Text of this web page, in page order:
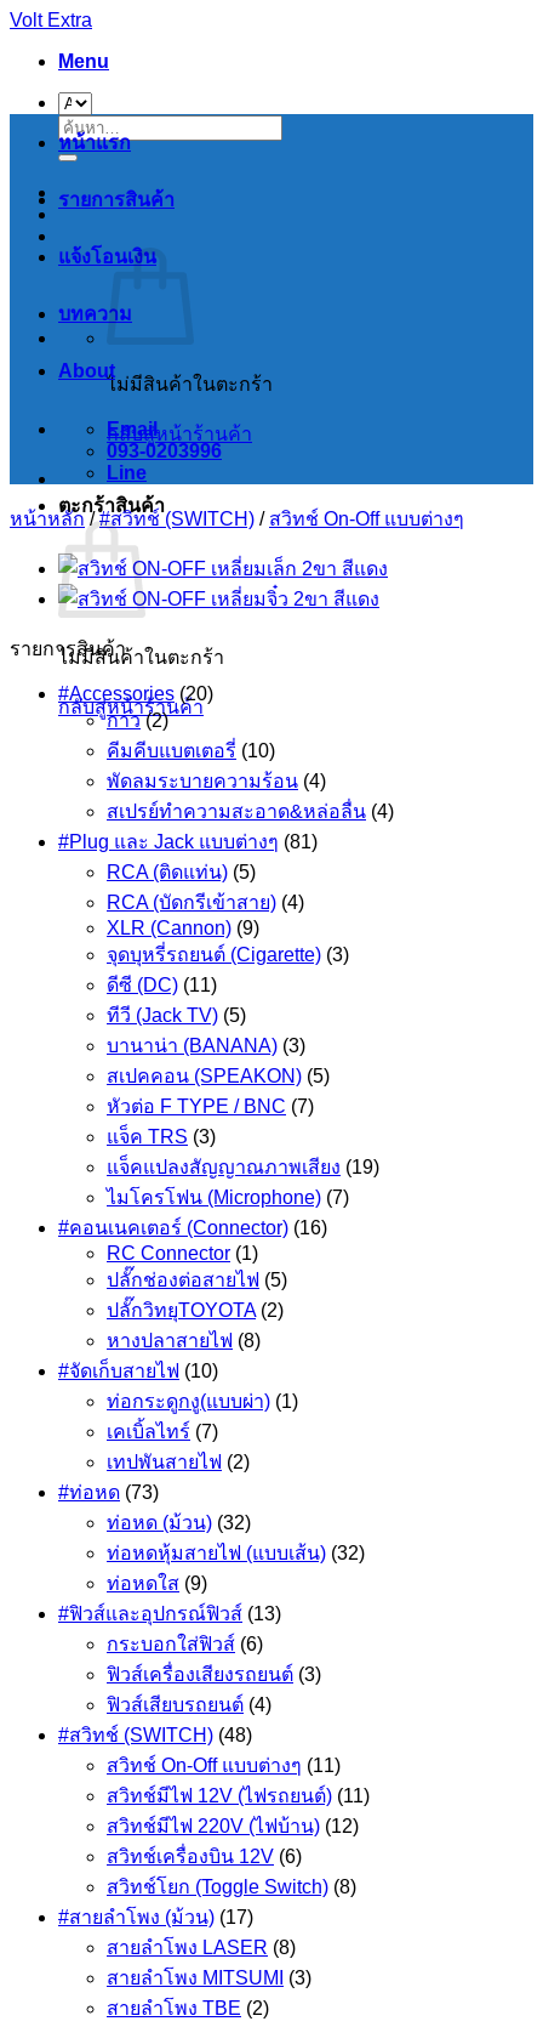
Skip
content
Volt Extra
Menu
ค้นหา:
ไม่มีสินค้าในตะกร้า
กลับสู่หน้าร้านค้า
ตะกร้าสินค้า
ไม่มีสินค้าในตะกร้า
กลับสู่หน้าร้านค้า
หน้าแรก
รายการสินค้า
แจ้งโอนเงิน
บทความ
About
Email
093-0203996
Line
หน้าหลัก / #สวิทช์ (SWITCH) / สวิทช์ On-Off แบบต่างๆ
รายการสินค้า
#Accessories (20)
กาว (2)
คีมคีบแบตเตอรี่ (10)
พัดลมระบายความร้อน (4)
สเปรย์ทำความสะอาด&หล่อลื่น (4)
#Plug และ Jack แบบต่างๆ (81)
RCA (ติดแท่น) (5)
RCA (บัดกรีเข้าสาย) (4)
XLR (Cannon) (9)
จุดบุหรี่รถยนต์ (Cigarette) (3)
ดีซี (DC) (11)
ทีวี (Jack TV) (5)
บานาน่า (BANANA) (3)
สเปคคอน (SPEAKON) (5)
หัวต่อ F TYPE / BNC (7)
แจ็ค TRS (3)
แจ็คแปลงสัญญาณภาพเสียง (19)
ไมโครโฟน (Microphone) (7)
#คอนเนคเตอร์ (Connector) (16)
RC Connector (1)
ปลั๊กช่องต่อสายไฟ (5)
ปลั๊กวิทยุTOYOTA (2)
หางปลาสายไฟ (8)
#จัดเก็บสายไฟ (10)
ท่อกระดูกงู(แบบผ่า) (1)
เคเบิ้ลไทร์ (7)
เทปพันสายไฟ (2)
#ท่อหด (73)
ท่อหด (ม้วน) (32)
ท่อหดหุ้มสายไฟ (แบบเส้น) (32)
ท่อหดใส (9)
#ฟิวส์และอุปกรณ์ฟิวส์ (13)
กระบอกใส่ฟิวส์ (6)
ฟิวส์เครื่องเสียงรถยนต์ (3)
ฟิวส์เสียบรถยนต์ (4)
#สวิทช์ (SWITCH) (48)
สวิทช์ On-Off แบบต่างๆ (11)
สวิทช์มีไฟ 12V (ไฟรถยนต์) (11)
สวิทช์มีไฟ 220V (ไฟบ้าน) (12)
สวิทช์เครื่องบิน 12V (6)
สวิทช์โยก (Toggle Switch) (8)
#สายลำโพง (ม้วน) (17)
สายลำโพง LASER (8)
สายลำโพง MITSUMI
(3)
สายลำโพง TBE (2)